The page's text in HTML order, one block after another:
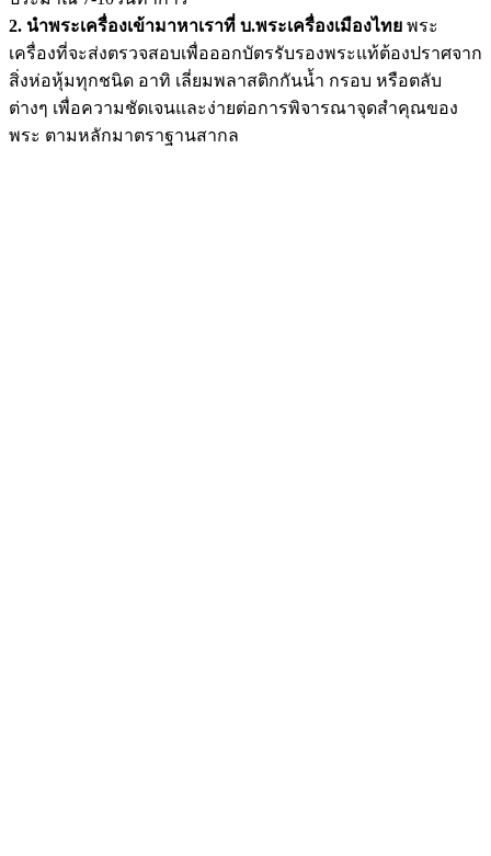
2. นำพระเครื่องเข้ามาหาเราที่ บ.พระเครื่องเมืองไทย พระ
เครื่องที่จะส่งตรวจสอบเพื่อออกบัตรรับรองพระแท้ต้องปราศจาก
สิ่งห่อหุ้มทุกชนิด อาทิ เลี่ยมพลาสติกกันน้ำ กรอบ หรือตลับ
ต่างๆ เพื่อความชัดเจนและง่ายต่อการพิจารณาจุดสำคุณของ
พระ ตามหลักมาตราฐานสากล